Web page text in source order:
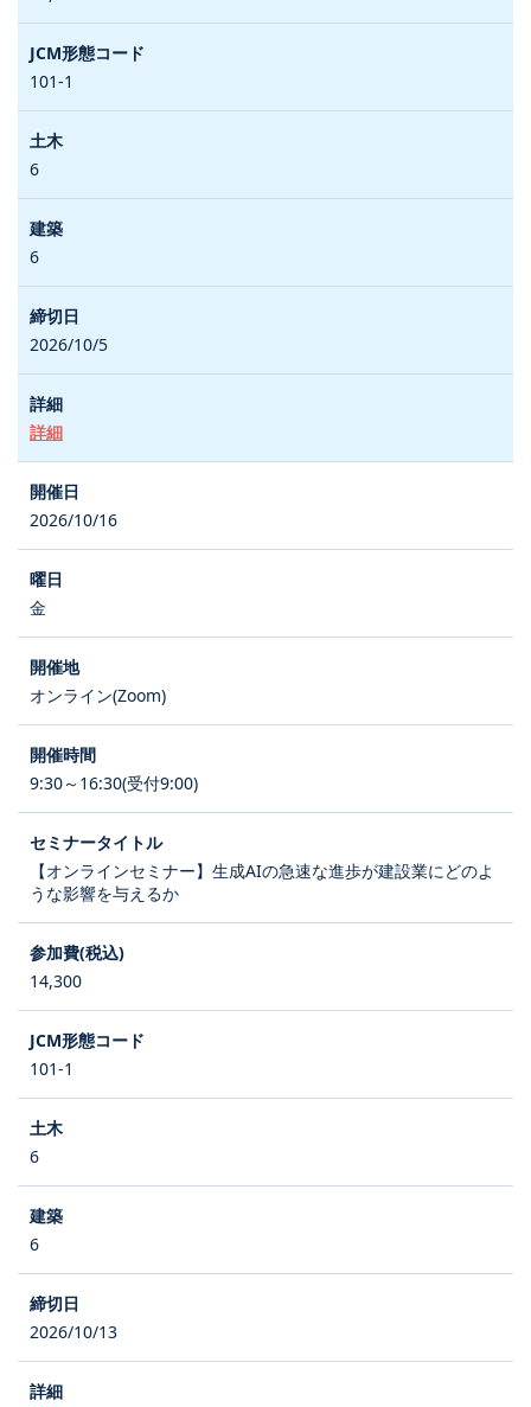
101-1
6
6
2026/10/5
詳細
2026/10/16
金
オンライン(Zoom)
9:30～16:30(受付9:00)
【オンラインセミナー】生成AIの急速な進歩が建設業にどのよ
うな影響を与えるか
14,300
101-1
6
6
2026/10/13